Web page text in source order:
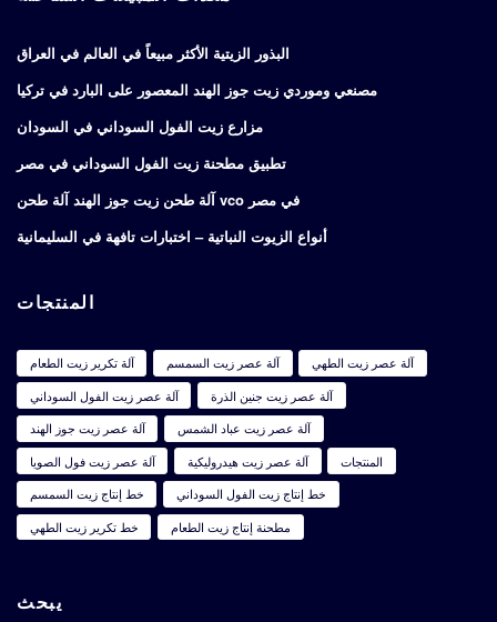
البذور الزيتية الأكثر مبيعاً في العالم في العراق
مصنعي وموردي زيت جوز الهند المعصور على البارد في تركيا
مزارع زيت الفول السوداني في السودان
تطبيق مطحنة زيت الفول السوداني في مصر
آلة طحن زيت جوز الهند آلة طحن vco في مصر
أنواع الزيوت النباتية – اختبارات تافهة في السليمانية
المنتجات
آلة تكرير زيت الطعام آلة عصر زيت السمسم
آلة عصر زيت الطهي
آلة عصر زيت الفول السوداني
آلة عصر زيت جنين الذرة
آلة عصر زيت جوز الهند
آلة عصر زيت عباد الشمس
آلة عصر زيت فول الصويا
آلة عصر زيت هيدروليكية
المنتجات
خط إنتاج زيت السمسم
خط إنتاج زيت الفول السوداني
خط تكرير زيت الطهي
مطحنة إنتاج زيت الطعام
يبحث